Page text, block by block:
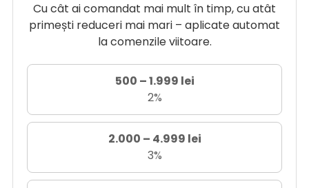
Cu cât ai comandat mai mult în timp, cu atât
primești reduceri mai mari – aplicate automat
la comenzile viitoare.
500 – 1.999 lei
2%
2.000 – 4.999 lei
3%